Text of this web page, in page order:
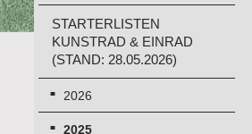
STARTERLISTEN
KUNSTRAD & EINRAD
(STAND: 28.05.2026)
2026
2025